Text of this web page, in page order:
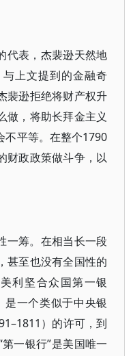
代表，杰裴逊天然地
上文提到的金融奇
裴逊拒绝将财产权升
做，将助长拜金主义
不平等。在整个1790
财政政策做斗争，以
一筹。在相当长一段
甚至也没有全国性的
利坚合众国第一银
是一个类似于中央银
）的许可，到
一银行”是美国唯一